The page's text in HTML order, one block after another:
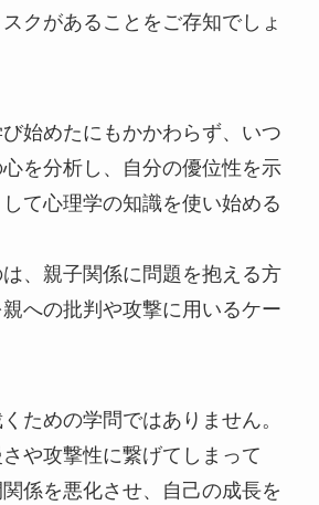
クがあることをご存知でしょ
始めたにもかかわらず、いつ
を分析し、自分の優位性を示
て心理学の知識を使い始める
、親子関係に問題を抱える方
への批判や攻撃に用いるケー
ための学問ではありません。
や攻撃性に繋げてしまって
係を悪化させ、自己の成長を